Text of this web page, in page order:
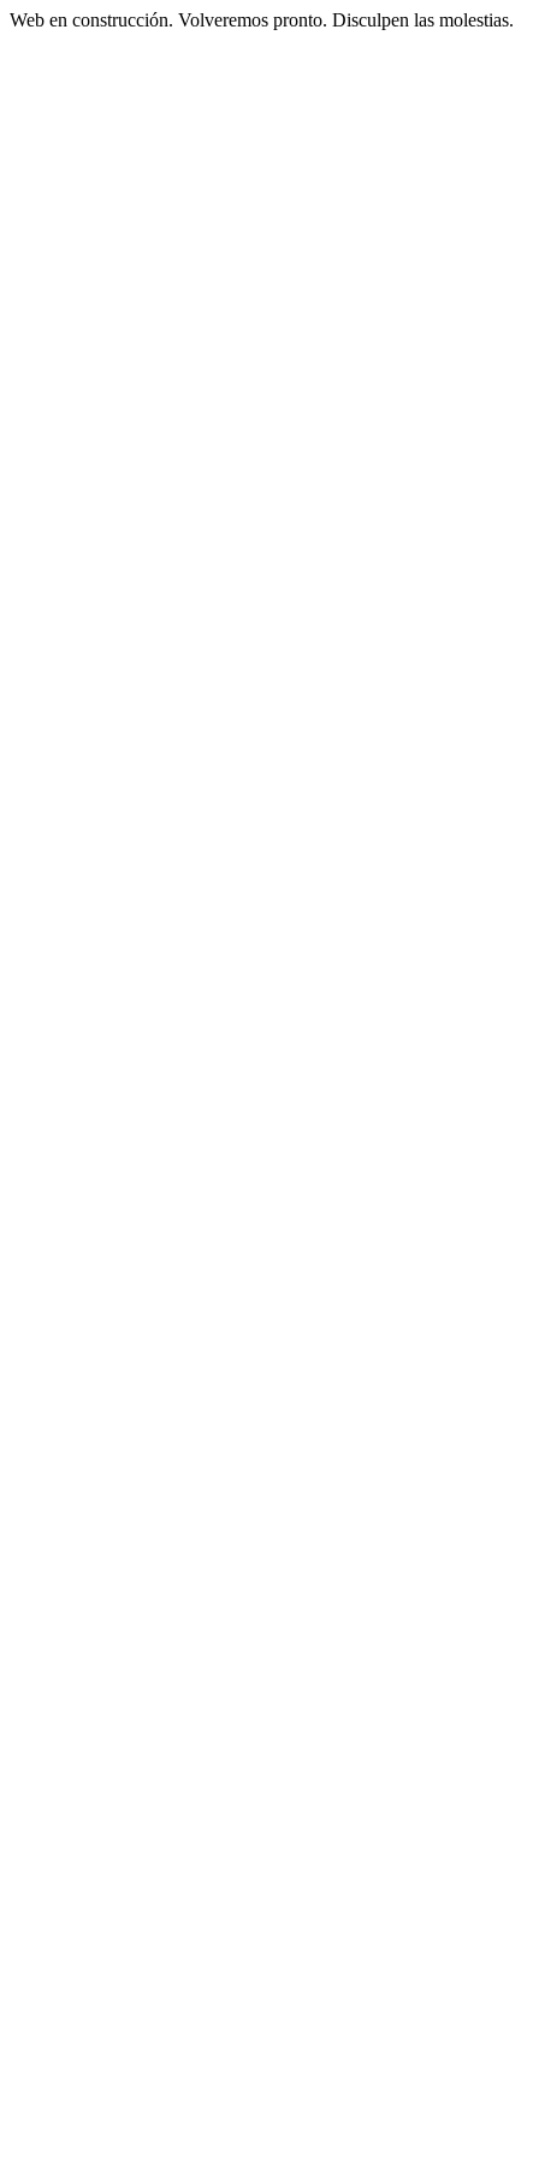
Web en construcción. Volveremos pronto. Disculpen las molestias.